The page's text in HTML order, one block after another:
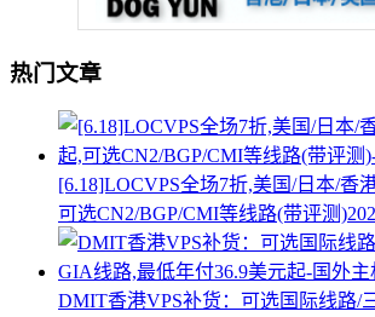
热门文章
[6.18]LOCVPS全场7折,美国/日本/香
可选CN2/BGP/CMI等线路(带评测)
DMIT香港VPS补货：可选国际线路/